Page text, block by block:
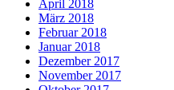
April 2018
März 2018
Februar 2018
Januar 2018
Dezember 2017
November 2017